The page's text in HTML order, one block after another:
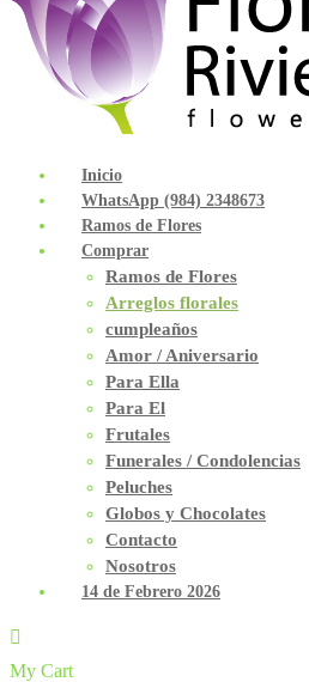
Inicio
WhatsApp (984) 2348673
Ramos de Flores
Comprar
Ramos de Flores
Arreglos florales
cumpleaños
Amor / Aniversario
Para Ella
Para El
Frutales
Funerales / Condolencias
Peluches
Globos y Chocolates
Contacto
Nosotros
14 de Febrero 2026
My Cart